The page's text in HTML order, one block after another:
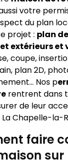
votre
du plan
projet : plan
extérieurs et
coupe,
plan 2D,
Nos p
rentrent dans
de leur
La Chapelle-la-
faire
sur